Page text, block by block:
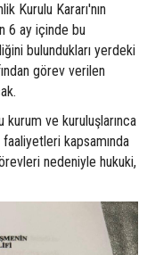
Kurulu Kararı'nın
6 ay içinde bu
bulundukları yerdeki
görev verilen
ve kuruluşlarınca
kapsamında
nedeniyle hukuki,